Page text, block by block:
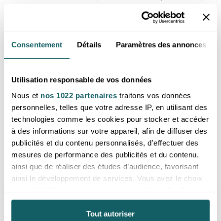
Consentement Détails Paramètres des annonces
Utilisation responsable de vos données
Nous et nos 1022 partenaires traitons vos données
personnelles, telles que votre adresse IP, en utilisant des
technologies comme les cookies pour stocker et accéder
à des informations sur votre appareil, afin de diffuser des
publicités et du contenu personnalisés, d'effectuer des
mesures de performance des publicités et du contenu,
ainsi que de réaliser des études d’audience, favorisant
ainsi le développement de services. Vous avez le choix
Vous pouvez modifier ou retirer votre consentement à
tout moment en consultant la Déclaration relative aux
Tout autoriser
connecter
Sphère agate indienne AA 40 à
50mm (1 pièce)
Prix reservé aux professionnels,
vous inscrire ou de vous
Sphère agate indienne AA 50 à
60mm (1 pièce)
Prix reservé aux professionnels,